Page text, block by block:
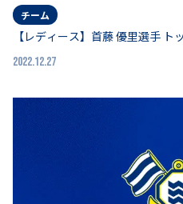
チーム
【レディース】首藤 優里選手 ト
2022.12.27